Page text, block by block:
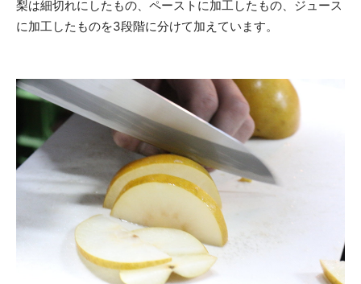
梨は細切れにしたもの、ペーストに加工したもの、ジュース
に加工したものを3段階に分けて加えています。